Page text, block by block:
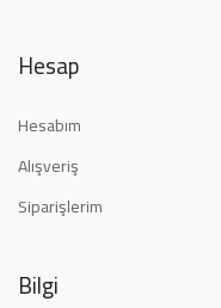
Hesap
Hesabım
Alışveriş
Siparişlerim
Bilgi